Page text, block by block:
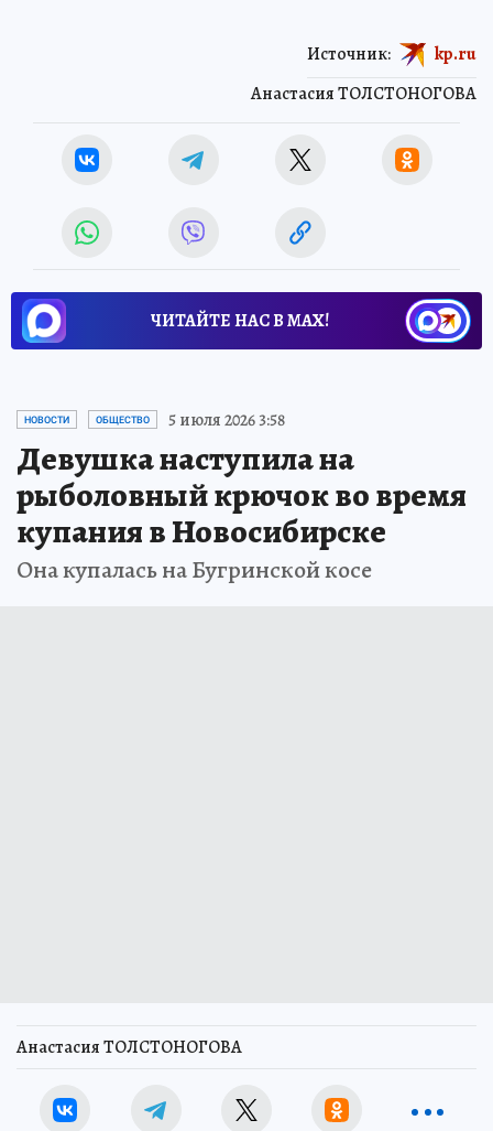
Анастасия ТОЛСТОНОГОВА
Источник: kp.ru
ЧИТАЙТЕ НАС В МАХ!
НОВОСТИ ОБЩЕСТВО 5 июля 2026 3:58
Девушка наступила на
рыболовный крючок во время
купания в Новосибирске
Она купалась на Бугринской косе
Анастасия ТОЛСТОНОГОВА